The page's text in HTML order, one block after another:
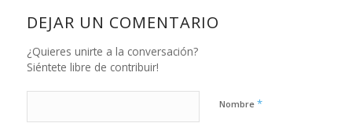
DEJAR UN COMENTARIO
¿Quieres unirte a la conversación?
Siéntete libre de contribuir!
Nombre *